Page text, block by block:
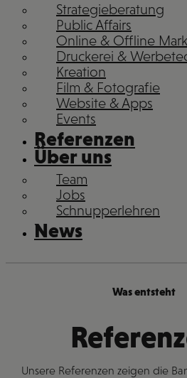
Strategieberatung
Public Affairs
Online & Offline
Druckerei &
Kreation
Film & Fotografie
Website & Apps
Events
Referenzen
Über uns
Team
Jobs
Schnupperlehren
News
Was entsteht
Unsere Referenzen zeigen die